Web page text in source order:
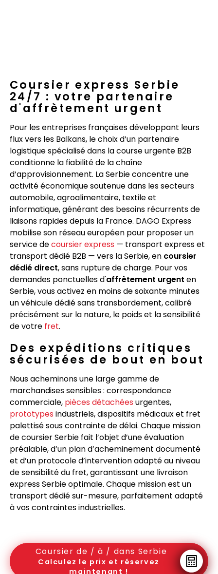
Coursier express Serbie
24/7 : votre partenaire
d'affrètement urgent
Pour les entreprises françaises développant leurs
flux vers les Balkans, le choix d’un partenaire
logistique spécialisé dans la course urgente B2B
conditionne la fiabilité de la chaîne
d’approvisionnement. La Serbie concentre une
activité économique soutenue dans les secteurs
automobile, agroalimentaire, textile et
informatique, générant des besoins récurrents de
liaisons rapides depuis la France. DAGO Express
mobilise son réseau européen pour proposer un
service decoursier express — transport express et
transport dédié B2B — vers la Serbie, en coursier
dédié direct, sans rupture de charge. Pour vos
demandes ponctuelles d'affrètement urgent en
Serbie, vous activez en moins de soixante minutes
un véhicule dédié sans transbordement, calibré
précisément sur la nature, le poids et la sensibilité
de votre fret.
Des expéditions critiques
sécurisées de bout en bout
Nous acheminons une large gamme de
marchandises sensibles : correspondance
commerciale, pièces détachées urgentes,
prototypes industriels, dispositifs médicaux et fret
palettisé sous contrainte de délai. Chaque mission
de coursier Serbie fait l’objet d’une évaluation
préalable, d’un plan d’acheminement documenté
et d’un protocole d’intervention adapté au niveau
de sensibilité du fret, garantissant une livraison
express Serbie optimale. Chaque mission est un
transport dédié sur-mesure, parfaitement adapté
à vos contraintes industrielles.
Coursier de / à / dans Serbie
Calculez le prix et réservez
maintenant !